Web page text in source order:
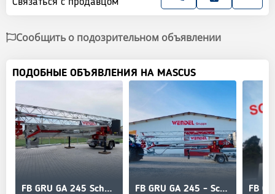
Сообщить о подозрительном объявлении
ПОДОБНЫЕ ОБЪЯВЛЕНИЯ НА MASCUS
FB GRU GA 245 Schnellbaukran, Dachdeckerkran, Kran
FB GRU GA 245 - Schnellbaukran - Dachdeckerkran
FB